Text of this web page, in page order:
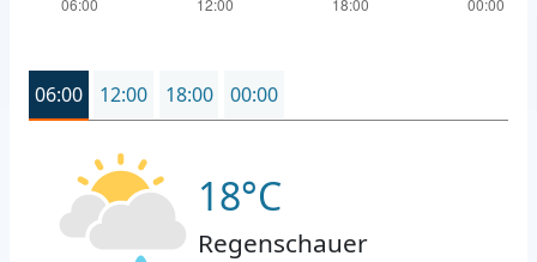
06:00 12:00 18:00 00:00
18°C
Regenschauer